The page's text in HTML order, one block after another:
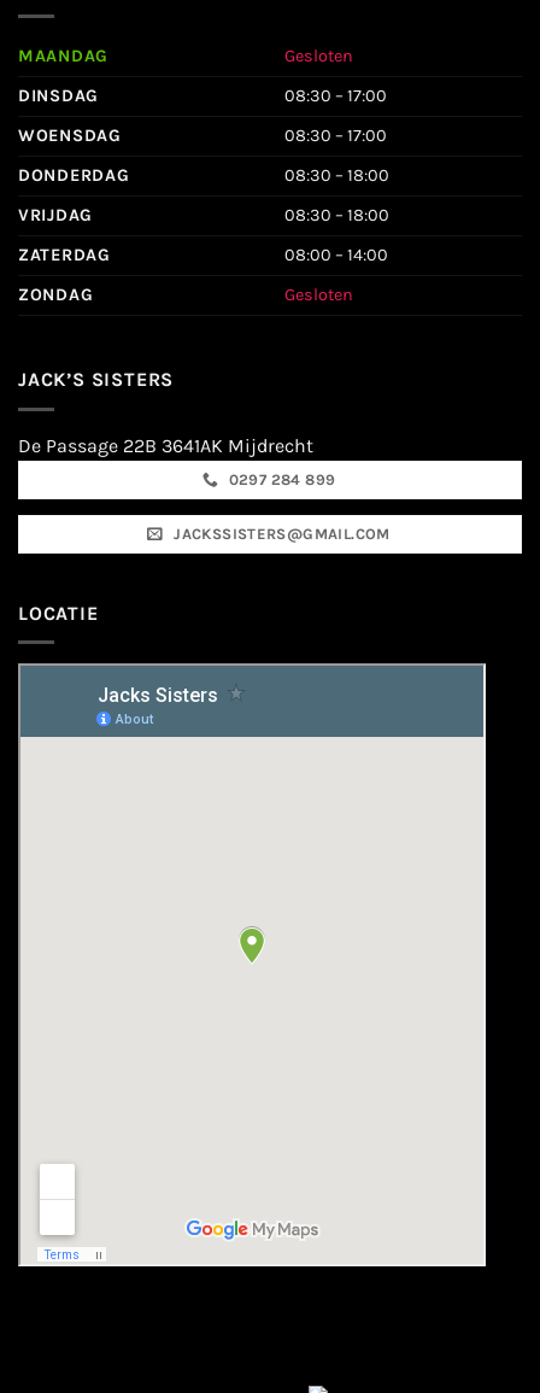
MAANDAG
Gesloten
DINSDAG
08:30 – 17:00
WOENSDAG
08:30 – 17:00
DONDERDAG
08:30 – 18:00
VRIJDAG
08:30 – 18:00
ZATERDAG
08:00 – 14:00
ZONDAG
Gesloten
JACK’S SISTERS
De Passage 22B 3641AK Mijdrecht
0297 284 899
JACKSSISTERS@GMAIL.COM
LOCATIE